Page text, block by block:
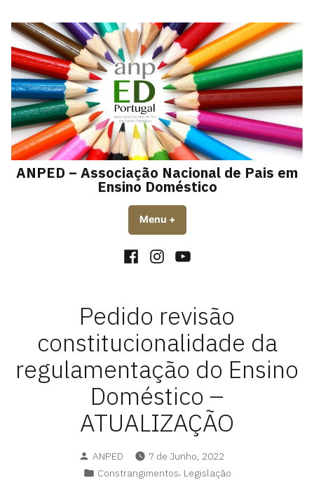
content
ANPED – Associação Nacional de Pais em
Ensino Doméstico
Menu +expanded
collapsed
FacebookInstagramYouTube
Pedido revisão
constitucionalidade da
regulamentação do Ensino
Doméstico –
ATUALIZAÇÃO
Posted
by
ANPED
7 de Junho, 2022
Posted
Constrangimentos, Legislação